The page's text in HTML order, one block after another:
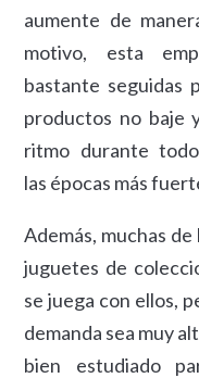
aumente de
motivo, esta
bastante seguidas
productos no baje
ritmo durante
las épocas más
Además, muchas
juguetes de
se juega con ellos,
demanda sea muy
bien estudiado